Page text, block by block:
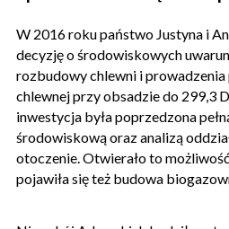
W 2016 roku państwo Justyna i
decyzję o środowiskowych
rozbudowy chlewni i
chlewnej przy obsadzie do 299,3
inwestycja była poprzedzona
środowiskową oraz analizą
otoczenie. Otwierało to
pojawiła się też budowa